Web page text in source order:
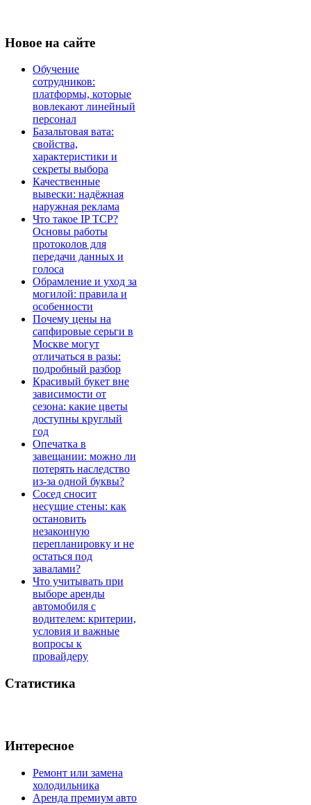
Новое на сайте
Обучение
сотрудников:
платформы, которые
вовлекают линейный
персонал
Базальтовая вата:
свойства,
характеристики и
секреты выбора
Качественные
вывески: надёжная
наружная реклама
Что такое IP TCP?
Основы работы
протоколов для
передачи данных и
голоса
Обрамление и уход за
могилой: правила и
особенности
Почему цены на
сапфировые серьги в
Москве могут
отличаться в разы:
подробный разбор
Красивый букет вне
зависимости от
сезона: какие цветы
доступны круглый
год
Опечатка в
завещании: можно ли
потерять наследство
из-за одной буквы?
Сосед сносит
несущие стены: как
остановить
незаконную
перепланировку и не
остаться под
завалами?
Что учитывать при
выборе аренды
автомобиля с
водителем: критерии,
условия и важные
вопросы к
провайдеру
Статистика
Интересное
Ремонт или замена
холодильника
Аренда премиум авто